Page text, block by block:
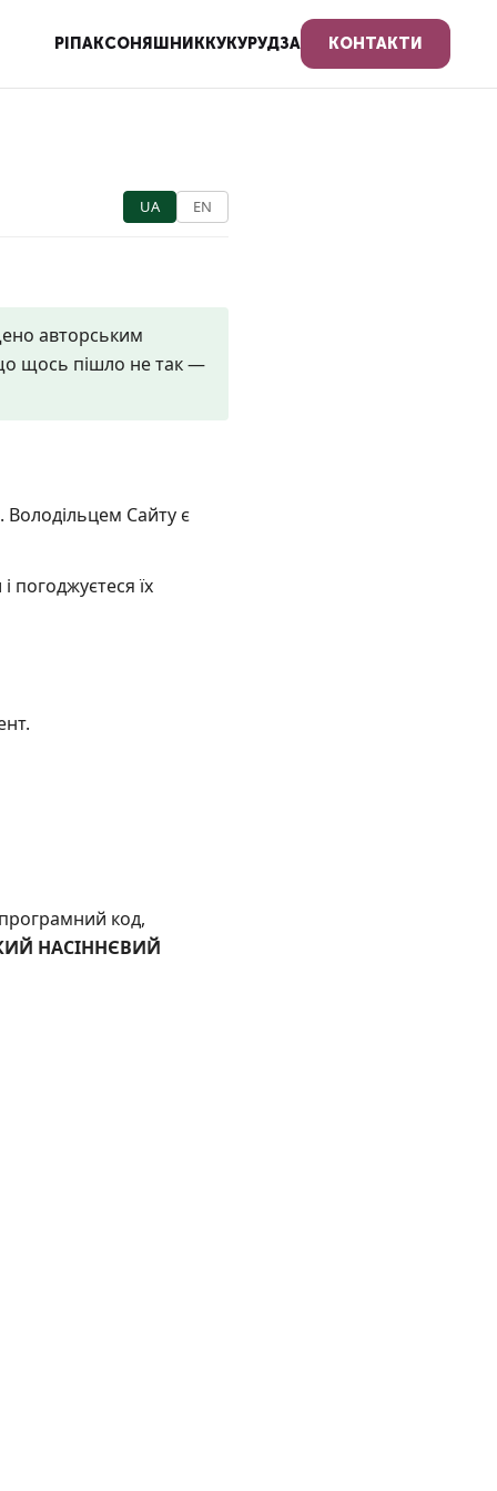
РІПАКСОНЯШНИККУКУРУДЗА КОНТАКТИ
UA EN
авторським
щось пішло не так —
Володільцем Сайту є
їх
код,
НАСІННЄВИЙ